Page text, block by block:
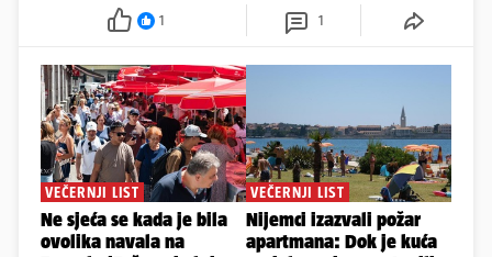
1 1